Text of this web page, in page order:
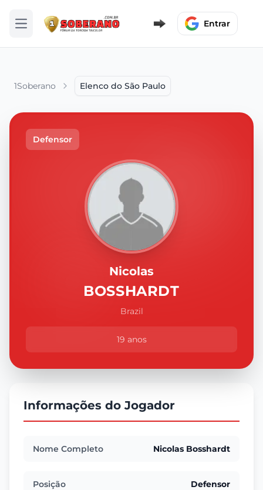
Abrir menu Entrar
1Soberano Elenco do São Paulo
Defensor
Nicolas
BOSSHARDT
Brazil
19 anos
Informações do Jogador
Nome Completo Nicolas Bosshardt
Posição Defensor